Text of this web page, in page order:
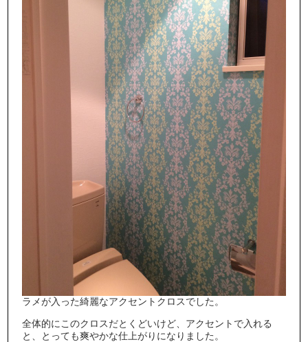
ラメが入った綺麗なアクセントクロスでした。
全体的にこのクロスだとくどいけど、アクセントで入れる
と、とっても爽やかな仕上がりになりました。